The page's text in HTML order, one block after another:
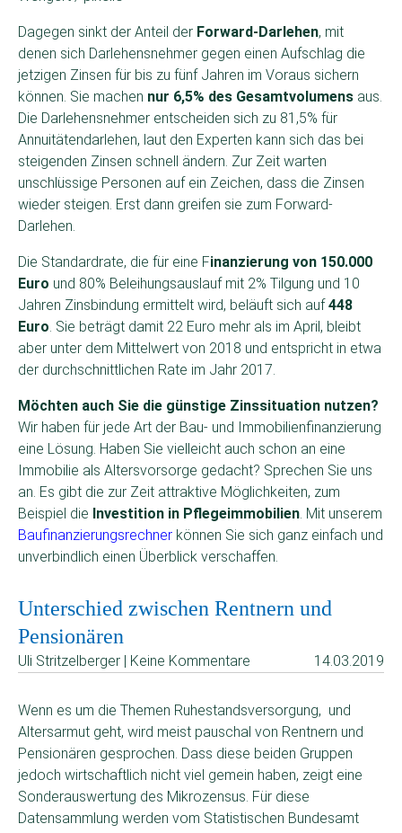
Dagegen sinkt der Anteil der Forward-Darlehen, mit
denen sich Darlehensnehmer gegen einen Aufschlag die
jetzigen Zinsen für bis zu fünf Jahren im Voraus sichern
können. Sie machen nur 6,5% des Gesamtvolumens aus.
Die Darlehensnehmer entscheiden sich zu 81,5% für
Annuitätendarlehen, laut den Experten kann sich das bei
steigenden Zinsen schnell ändern. Zur Zeit warten
unschlüssige Personen auf ein Zeichen, dass die Zinsen
wieder steigen. Erst dann greifen sie zum Forward-
Darlehen.
Die Standardrate, die für eine Finanzierung von 150.000
Euro und 80% Beleihungsauslauf mit 2% Tilgung und 10
Jahren Zinsbindung ermittelt wird, beläuft sich auf448
Euro. Sie beträgt damit 22 Euro mehr als im April, bleibt
aber unter dem Mittelwert von 2018 und entspricht in etwa
der durchschnittlichen Rate im Jahr 2017.
Möchten auch Sie die günstige Zinssituation nutzen?
Wir haben für jede Art der Bau- und Immobilienfinanzierung
eine Lösung. Haben Sie vielleicht auch schon an eine
Immobilie als Altersvorsorge gedacht? Sprechen Sie uns
an. Es gibt die zur Zeit attraktive Möglichkeiten, zum
Beispiel die Investition in Pflegeimmobilien. Mit unserem
Baufinanzierungsrechner können Sie sich ganz einfach und
unverbindlich einen Überblick verschaffen.
Unterschied zwischen Rentnern und
Pensionären
Uli Stritzelberger | Keine Kommentare 14.03.2019
Wenn es um die Themen Ruhestandsversorgung, und
Altersarmut geht, wird meist pauschal von Rentnern und
Pensionären gesprochen. Dass diese beiden Gruppen
jedoch wirtschaftlich nicht viel gemein haben, zeigt eine
Sonderauswertung des Mikrozensus. Für diese
Datensammlung werden vom Statistischen Bundesamt